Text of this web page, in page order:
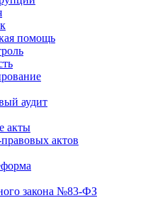
помощь
аудит
акты
актов
закона №83-ФЗ